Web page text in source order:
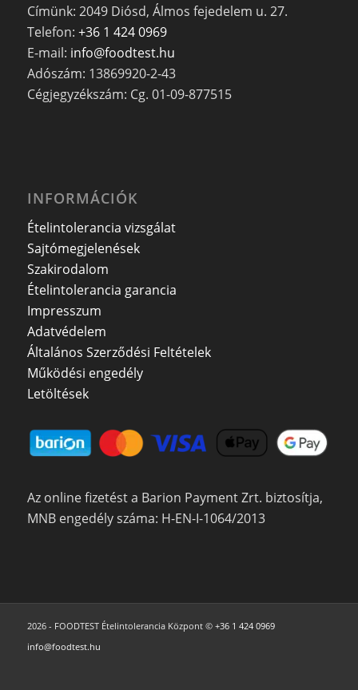
Címünk: 2049 Diósd, Álmos fejedelem u. 27.
Telefon: +36 1 424 0969
E-mail: info@foodtest.hu
Adószám: 13869920-2-43
Cégjegyzékszám: Cg. 01-09-877515
INFORMÁCIÓK
Ételintolerancia vizsgálat
Sajtómegjelenések
Szakirodalom
Ételintolerancia garancia
Impresszum
Adatvédelem
Általános Szerződési Feltételek
Működési engedély
Letöltések
Az online fizetést a Barion Payment Zrt. biztosítja,
MNB engedély száma: H-EN-I-1064/2013
2026 - FOODTEST Ételintolerancia Központ © +36 1 424 0969
info@foodtest.hu